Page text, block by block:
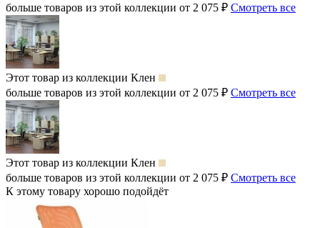
больше товаров из этой коллекции от 2 075 ₽ Смотреть все
Этот товар из коллекции Клен
больше товаров из этой коллекции от 2 075 ₽ Смотреть все
Этот товар из коллекции Клен
больше товаров из этой коллекции от 2 075 ₽ Смотреть все
К этому товару хорошо подойдёт